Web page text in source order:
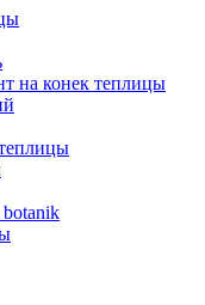
на конек теплицы